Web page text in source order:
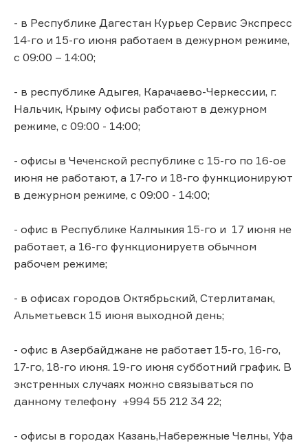
- в Республике Дагестан Курьер Сервис Экспресс
14-го и 15-го июня работаем в дежурном режиме,
с 09:00 – 14:00;
- в республике Адыгея, Карачаево-Черкессии, г.
Нальчик, Крыму офисы работают в дежурном
режиме, с 09:00 - 14:00;
- офисы в Чеченской республике с 15-го по 16-ое
июня не работают, а 17-го и 18-го функционируют
в дежурном режиме, с 09:00 - 14:00;
- офис в Республике Калмыкия 15-го и 17 июня не
работает, а 16-го функционируетв обычном
рабочем режиме;
- в офисах городов Октябрьский, Стерлитамак,
Альметьевск 15 июня выходной день;
- офис в Азербайджане не работает 15-го, 16-го,
17-го, 18-го июня. 19-го июня субботний график. В
экстренных случаях можно связываться по
данному телефону +994 55 212 34 22;
- офисы в городах Казань,Набережные Челны, Уфа